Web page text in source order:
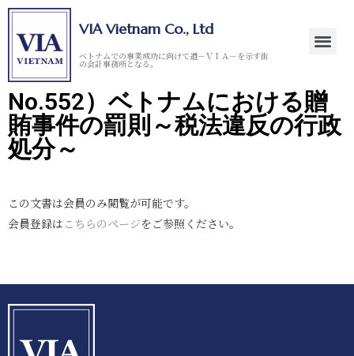
VIA Vietnam Co., Ltd
ベトナムでの事業成功に向けて道－ＶＩＡ－を示す街
の会計事務所となる。
No.552）ベトナムにおける贈
賄事件の罰則～税法違反の行政
処分～
この文書は会員のみ閲覧が可能です。
会員登録は こちらのページをご参照ください。